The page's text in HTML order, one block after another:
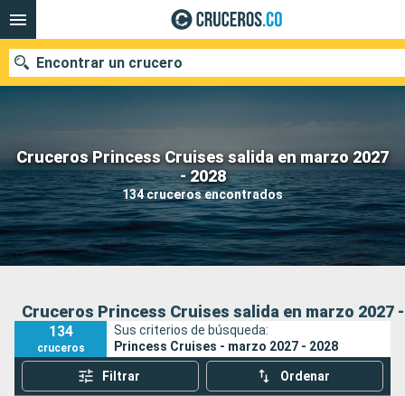
Cruceros Princess Cruises salida en marzo 2027
- 2028
134 cruceros encontrados
Encontrar un crucero
Fecha de salida
Buscar
Cruceros Princess Cruises salida en marzo 2027
134
cruceros
Sus criterios de búsqueda:
Princess Cruises - marzo 2027 - 2028
Filtrar Ordenar